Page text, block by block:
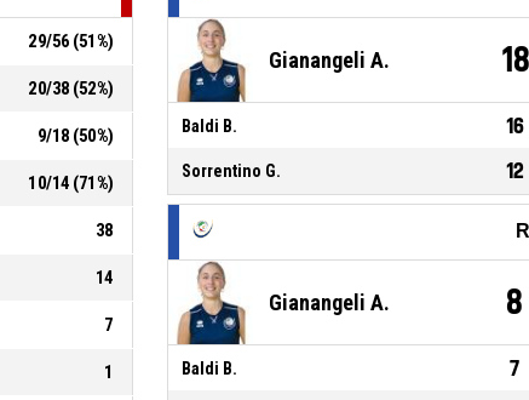
29/56 (51%)
20/38 (52%)
9/18 (50%)
10/14 (71%)
38
14
7
1
Gianangeli A. 18
Baldi B. 16
Sorrentino G. 12
Gianangeli A. 8
Baldi B. 7